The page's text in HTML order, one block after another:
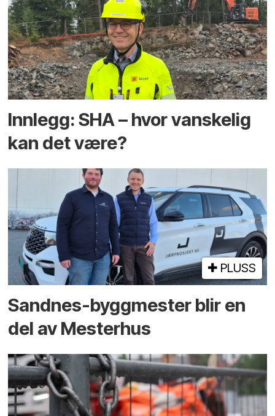
Innlegg: SHA – hvor vanskelig
kan det være?
PLUSS
Sandnes-byggmester blir en
del av Mesterhus